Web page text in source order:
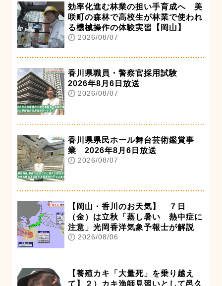
効率化進む林業の担い手育成へ 美
咲町の森林で高校生が林業で使われ
る機械操作の体験実習【岡山】
2026/08/07
香川県職員・警察官採用試験
2026年8月6日放送
2026/08/07
香川県県民ホール舞台芸術鑑賞事
業 2026年8月6日放送
2026/08/07
【岡山・香川のお天気】 ７日
（金）は立秋「蒸し暑い 熱中症に
注意」光岡香洋気象予報士が解説
2026/08/06
【養殖カキ「大量死」を乗り越え
て】２）カキ漁師見習いとして邑久